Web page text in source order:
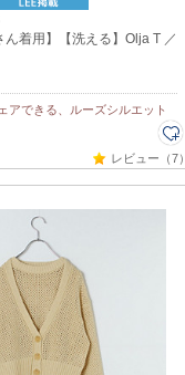
ん着用】【洗える】Olja T ／
アできる、ルーズシルエット
レビュー（7）